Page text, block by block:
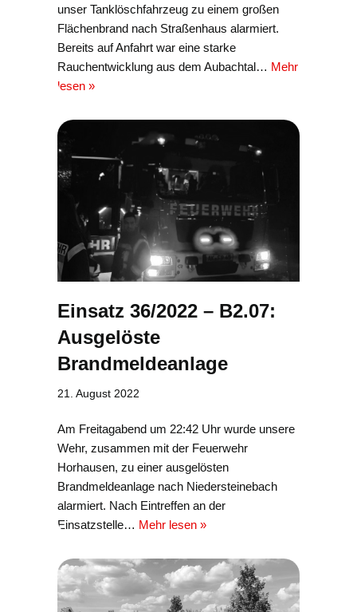
unser Tanklöschfahrzeug zu einem großen
Flächenbrand nach Straßenhaus alarmiert.
Bereits auf Anfahrt war eine starke
Rauchentwicklung aus dem Aubachtal… Mehr
lesen »
Einsatz 36/2022 – B2.07:
Ausgelöste
Brandmeldeanlage
21. August 2022
Am Freitagabend um 22:42 Uhr wurde unsere
Wehr, zusammen mit der Feuerwehr
Horhausen, zu einer ausgelösten
Brandmeldeanlage nach Niedersteinebach
alarmiert. Nach Eintreffen an der
Einsatzstelle… Mehr lesen »